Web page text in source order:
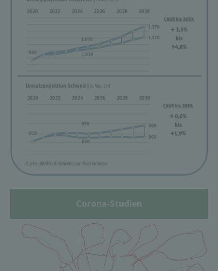
Corona-Studien